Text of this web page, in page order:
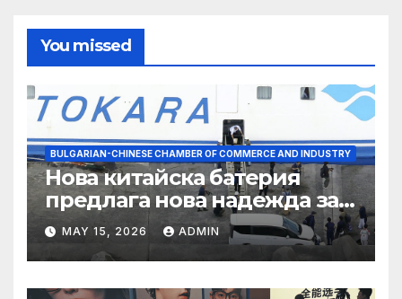
You missed
BULGARIAN-CHINESE CHAMBER OF COMMERCE AND INDUSTRY
Нова китайска батерия
предлага нова надежда за
съхранение на водород
MAY 15, 2026 ADMIN